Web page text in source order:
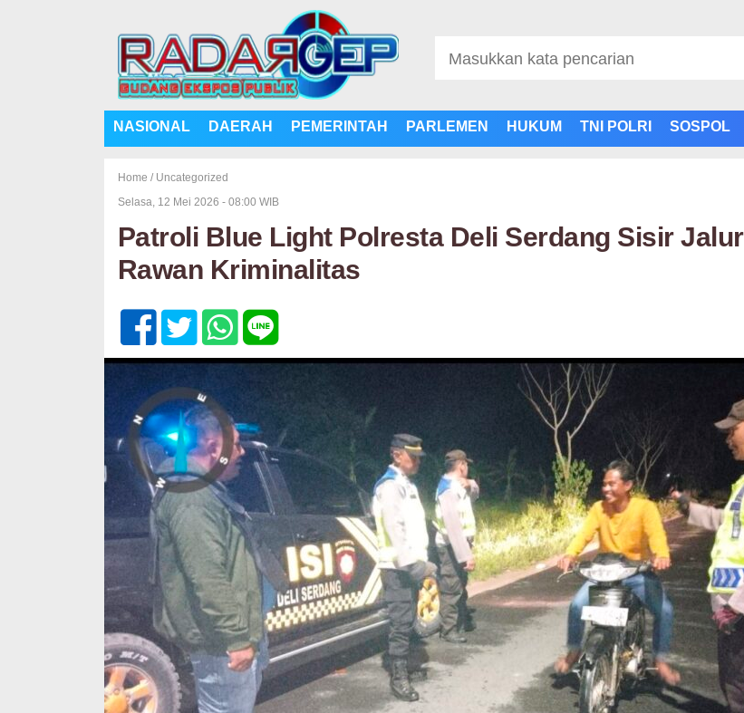
NASIONAL DAERAH PEMERINTAH PARLEMEN HUKUM TNI POLRI SOSPOL
Home / Uncategorized
Selasa, 12 Mei 2026 - 08:00 WIB
Patroli Blue Light Polresta Deli Serdang Sisir Jalur
Rawan Kriminalitas